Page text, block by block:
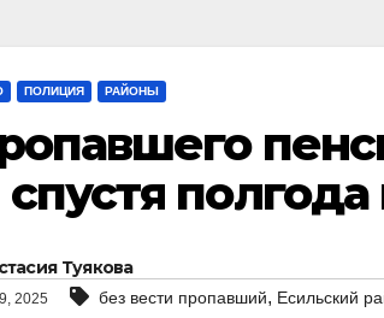
ПОЛИЦИЯ РАЙОНЫ
полгода
Туякова
2025 без вести пропавший, Есильский